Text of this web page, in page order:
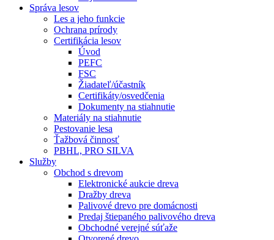
Správa lesov
Les a jeho funkcie
Ochrana prírody
Certifikácia lesov
Úvod
PEFC
FSC
Žiadateľ/účastník
Certifikáty/osvedčenia
Dokumenty na stiahnutie
Materiály na stiahnutie
Pestovanie lesa
Ťažbová činnosť
PBHL, PRO SILVA
Služby
Obchod s drevom
Elektronické aukcie dreva
Dražby dreva
Palivové drevo pre domácnosti
Predaj štiepaného palivového dreva
Obchodné verejné súťaže